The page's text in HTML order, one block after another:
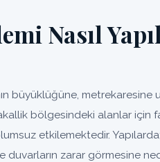
Nasıl
büyüklüğüne,
bölgesindeki alanlar için
etkilemektedir.
zarar görmesine